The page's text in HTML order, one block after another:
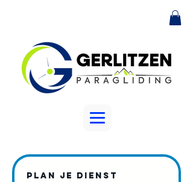
Plan je dienst